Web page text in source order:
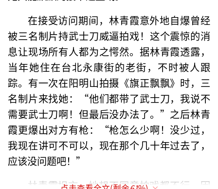
在接受访问期间，林青霞意外地自爆曾经
被三名制片持武士刀威逼拍戏！这个震惊的消
息让现场所有人都为之愕然。据林青霞透露，
当年她住在台北永康街的老街，不时被人跟
踪。有一次在阳明山拍摄《旗正飘飘》时，三
名制片来找她：“他们都带了武士刀，我说不
需要武士刀啊！但最后没办法了。”之后林青
霞更爆出对方有枪：“枪怎么少啊！没少过，
我现在讲可不可以，现在那个几十年过去了，
应该没问题吧！”
林青霞坦言，她想不同意拍戏都不行，因